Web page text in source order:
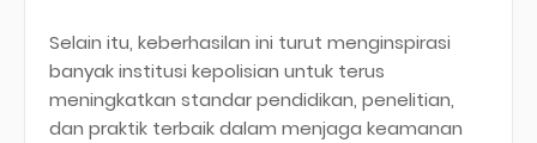
Selain itu, keberhasilan ini turut menginspirasi
banyak institusi kepolisian untuk terus
meningkatkan standar pendidikan, penelitian,
dan praktik terbaik dalam menjaga keamanan